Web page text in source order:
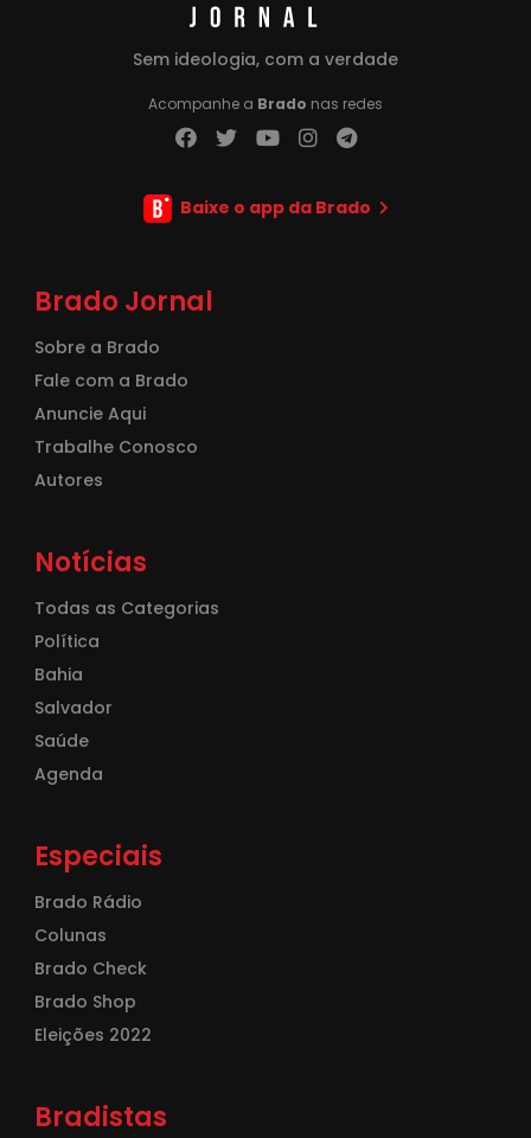
Sem ideologia, com a verdade
Acompanhe a Brado nas redes
Baixe o app da Brado
Brado Jornal
Sobre a Brado
Fale com a Brado
Anuncie Aqui
Trabalhe Conosco
Autores
Notícias
Todas as Categorias
Política
Bahia
Salvador
Saúde
Agenda
Especiais
Brado Rádio
Colunas
Brado Check
Brado Shop
Eleições 2022
Bradistas